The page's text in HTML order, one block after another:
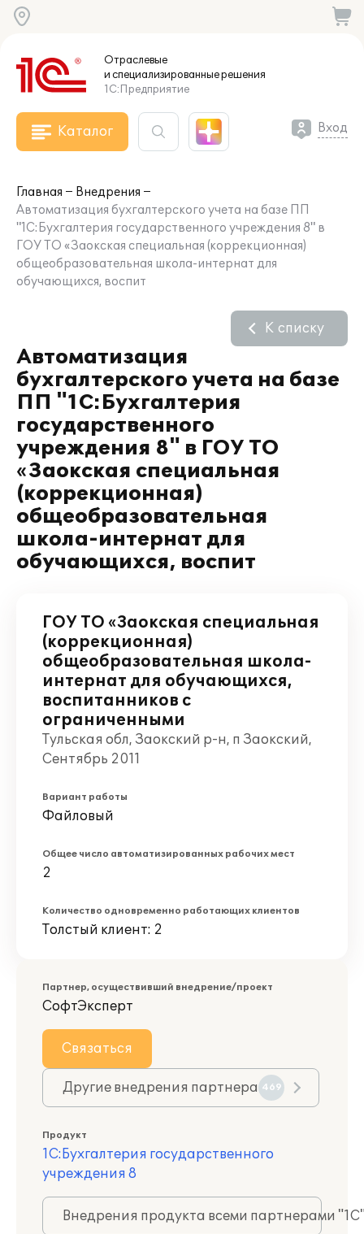
Отраслевые
и специализированныерешения
1С:Предприятие
Каталог Вход
Главная
Внедрения
Автоматизация бухгалтерского учета на базе ПП
"1С:Бухгалтерия государственного учреждения 8" в
ГОУ ТО «Заокская специальная (коррекционная)
общеобразовательная школа-интернат для
обучающихся, воспит
Автоматизация
бухгалтерского учета на базе
ПП "1С:Бухгалтерия
государственного
учреждения 8" в ГОУ ТО
«Заокская специальная
(коррекционная)
общеобразовательная
школа-интернат для
обучающихся, воспит
К списку
ГОУ ТО «Заокская специальная
(коррекционная)
общеобразовательная школа-
интернат для обучающихся,
воспитанников с
ограниченными
Тульская обл, Заокский р-н, п Заокский,
Сентябрь 2011
Вариант работы
Файловый
Общее число автоматизированных рабочих мест
2
Количество одновременно работающих клиентов
Толстый клиент: 2
Партнер, осуществивший внедрение/проект
СофтЭксперт
Связаться
Другие внедрения партнера 469
Продукт
1С:Бухгалтерия государственного
учреждения 8
Внедрения продукта всеми партнерами